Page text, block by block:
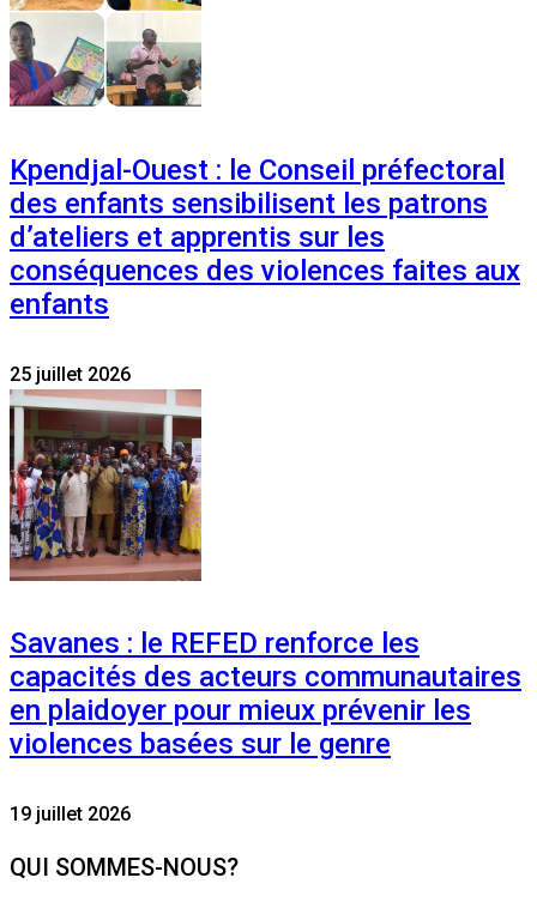
Kpendjal-Ouest : le Conseil préfectoral
des enfants sensibilisent les patrons
d’ateliers et apprentis sur les
conséquences des violences faites aux
enfants
25 juillet 2026
Savanes : le REFED renforce les
capacités des acteurs communautaires
en plaidoyer pour mieux prévenir les
violences basées sur le genre
19 juillet 2026
QUI SOMMES-NOUS?